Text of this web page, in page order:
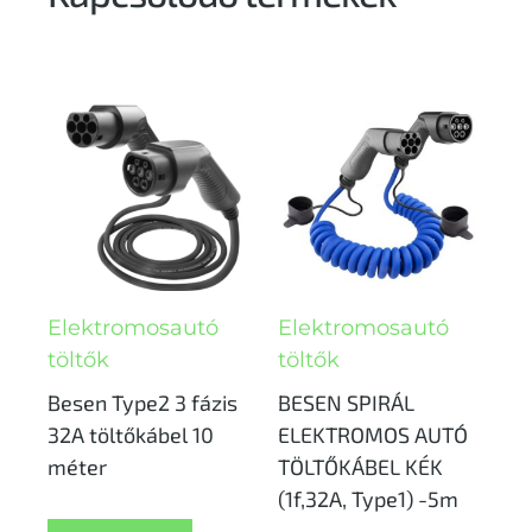
Elektromosautó
töltők
Besen Type2 3 fázis
32A töltőkábel 10
méter
Elektromosautó
töltők
BESEN SPIRÁL
ELEKTROMOS AUTÓ
TÖLTŐKÁBEL KÉK
(1f,32A, Type1) -5m